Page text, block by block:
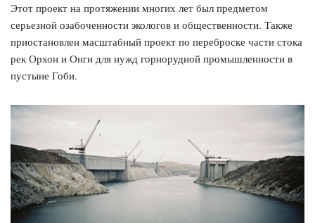
Этот проект на протяжении многих лет был предметом
серьезной озабоченности экологов и общественности. Также
приостановлен масштабный проект по переброске части стока
рек Орхон и Онги для нужд горнорудной промышленности в
пустыне Гоби.